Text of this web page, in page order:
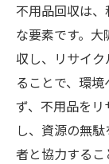
不用品回収は
な要素です。
収し、リサイ
ることで、環
ず、不用品を
し、資源の無
者と協力する